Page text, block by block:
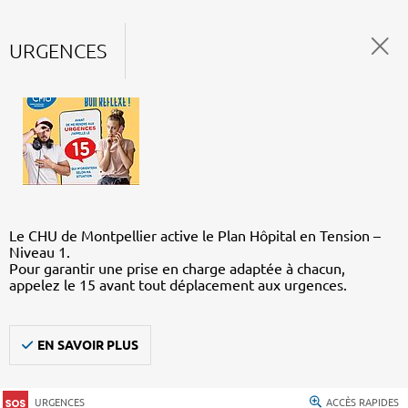
URGENCES
Le CHU de Montpellier active le Plan Hôpital en Tension –
Niveau 1.
Pour garantir une prise en charge adaptée à chacun,
appelez le 15 avant tout déplacement aux urgences.
EN SAVOIR PLUS
URGENCES ACCÈS RAPIDES